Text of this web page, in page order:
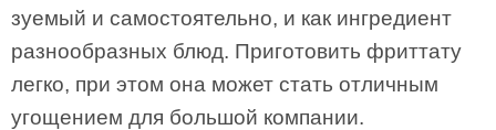
зуемый и самостоятельно, и как ингредиент
разнообразных блюд. Приготовить фриттату
легко, при этом она может стать отличным
угощением для большой компании.